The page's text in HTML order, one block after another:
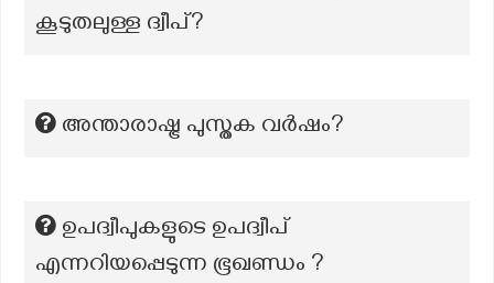
കൂടുതലുള്ള ദ്വീപ്?
അന്താരാഷ്ട്ര പുസ്തക വർഷം?
ഉപദ്വീപുകളുടെ ഉപദ്വീപ്
എന്നറിയപ്പെടുന്ന ഭൂഖണ്ഡം ?